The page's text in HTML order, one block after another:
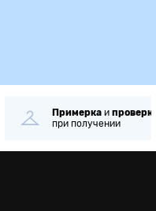
Самовывоз
через1 минуту